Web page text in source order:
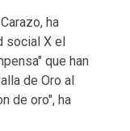
ha
social X el
que han
de Oro al
de oro", ha